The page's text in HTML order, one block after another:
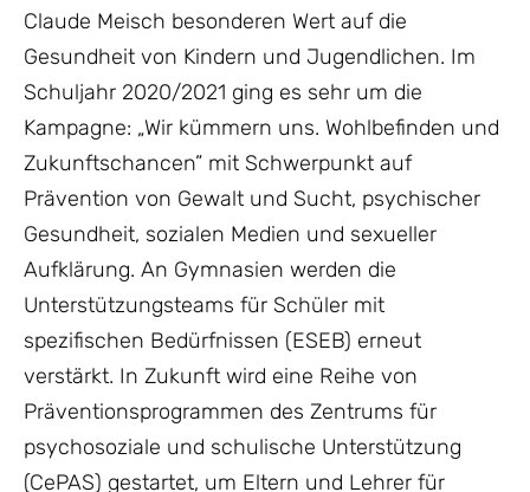
Claude Meisch besonderen Wert auf die
Gesundheit von Kindern und Jugendlichen. Im
Schuljahr 2020/2021 ging es sehr um die
Kampagne: „Wir kümmern uns. Wohlbefinden und
Zukunftschancen” mit Schwerpunkt auf
Prävention von Gewalt und Sucht, psychischer
Gesundheit, sozialen Medien und sexueller
Aufklärung. An Gymnasien werden die
Unterstützungsteams für Schüler mit
spezifischen Bedürfnissen (ESEB) erneut
verstärkt. In Zukunft wird eine Reihe von
Präventionsprogrammen des Zentrums für
psychosoziale und schulische Unterstützung
(CePAS) gestartet, um Eltern und Lehrer für